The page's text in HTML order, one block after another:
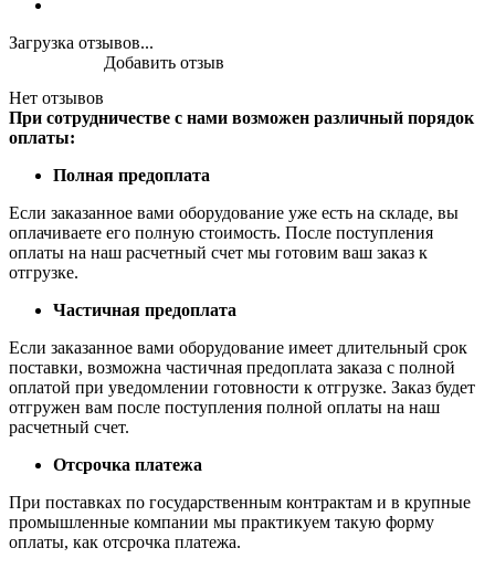
Загрузка отзывов...
Нет отзывов
Добавить отзыв
При сотрудничестве с нами возможен различный порядок
оплаты:
Полная предоплата
Если заказанное вами оборудование уже есть на складе, вы
оплачиваете его полную стоимость. После поступления
оплаты на наш расчетный счет мы готовим ваш заказ к
отгрузке.
Частичная предоплата
Если заказанное вами оборудование имеет длительный срок
поставки, возможна частичная предоплата заказа с полной
оплатой при уведомлении готовности к отгрузке. Заказ будет
отгружен вам после поступления полной оплаты на наш
расчетный счет.
Отсрочка платежа
При поставках по государственным контрактам и в крупные
промышленные компании мы практикуем такую форму
оплаты, как отсрочка платежа.